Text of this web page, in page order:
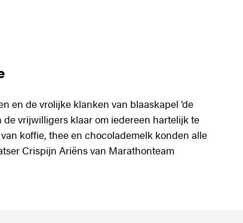
en de vrolijke klanken van blaaskapel ‘de
de vrijwilligers klaar om iedereen hartelijk te
koffie, thee en chocolademelk konden alle
Crispijn Ariëns van Marathonteam